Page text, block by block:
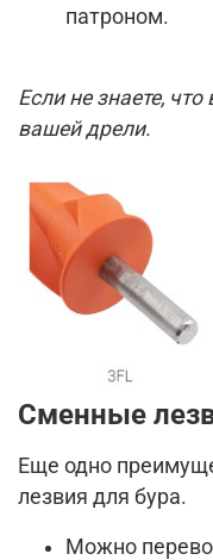
патроном.
Если не знаете,
вашей дрели.
Сменные
Еще одно
лезвия для бура.
Можно